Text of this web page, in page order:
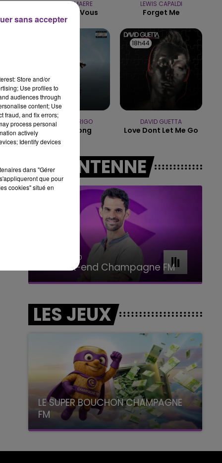
16h00 - 20h00
LE WEEK-END CHAMPAGNE FM
PIERRE DE MAERE
Je Pense A Vous
LEWIS CAPALDI
Forget Me
OLIVIA RODRIGO
Stupid Song
18h44
18h44
DAVID GUETTA
Love Dont Let Me Go
A L'ANTENNE
BEST OF
LES JEUX
LE SUPER BOUCHON CHAMPAGNE
FM
avec La Famille Champagne FM, à 8H10
Store and/or
Use profiles to
audiences through
content; Use
fraud, and fix errors;
process personal
actively
Identify devices
dans "Gérer
que pour
cookies" situé en
sans accepter